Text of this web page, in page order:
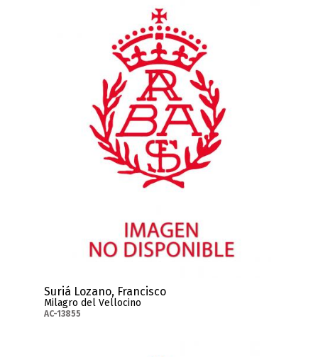
Suriá Lozano, Francisco
Milagro del Vellocino
AC-13855